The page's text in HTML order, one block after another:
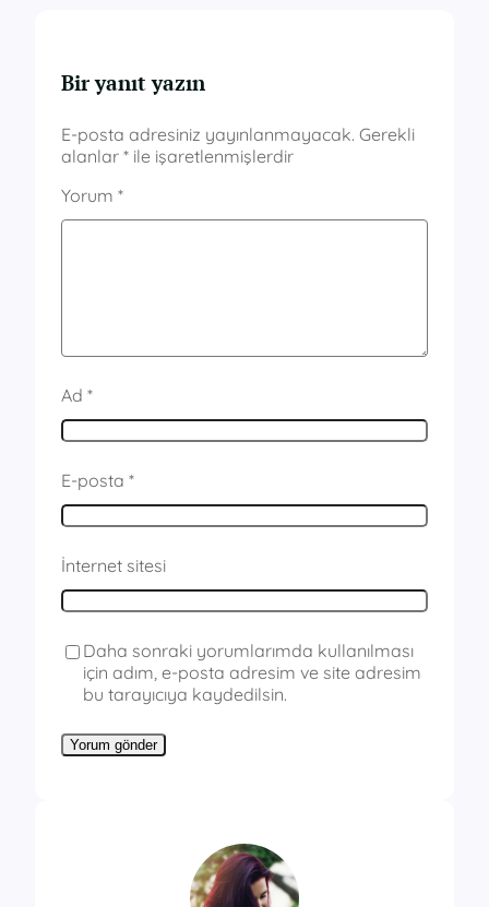
Bir yanıt yazın
E-posta adresiniz yayınlanmayacak. Gerekli
alanlar * ile işaretlenmişlerdir
Yorum *
Ad *
E-posta *
İnternet sitesi
Daha sonraki yorumlarımda kullanılması
için adım, e-posta adresim ve site adresim
bu tarayıcıya kaydedilsin.